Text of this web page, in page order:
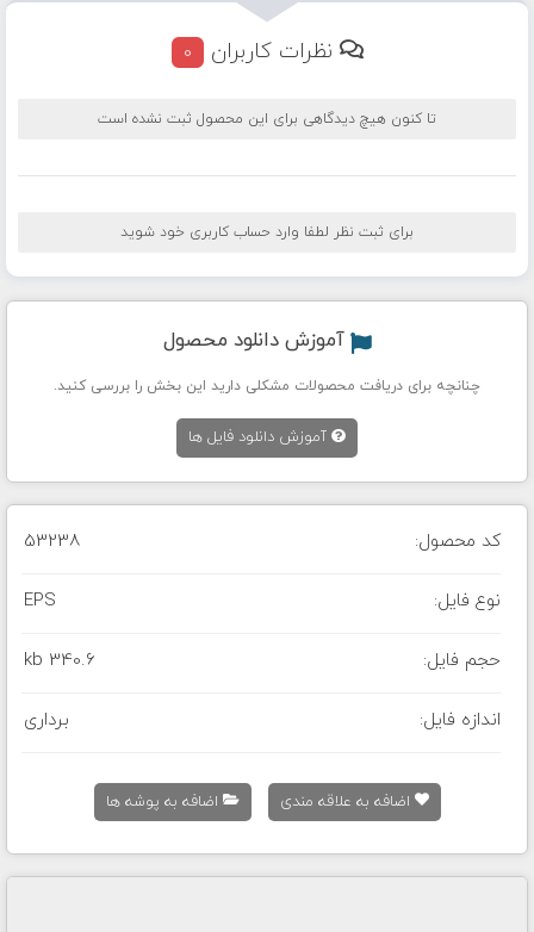
نظرات کاربران 0
تا کنون هیچ دیدگاهی برای این محصول ثبت نشده است
برای ثبت نظر لطفا وارد حساب کاربری خود شوید
آموزش دانلود محصول
چنانچه برای دریافت محصولات مشکلی دارید این بخش را بررسی کنید.
آموزش دانلود فایل ها
کد محصول: 53238
نوع فایل: EPS
حجم فایل: 340.6 kb
اندازه فایل: برداری
اضافه به علاقه مندی اضافه به پوشه ها